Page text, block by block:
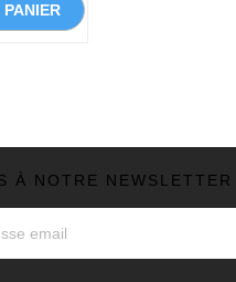
À NOTRE NEWSLETTER